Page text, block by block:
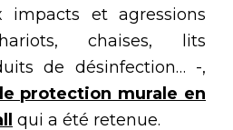
impacts et agressions
chaises, lits
de désinfection… -,
protection murale en
qui a été retenue.